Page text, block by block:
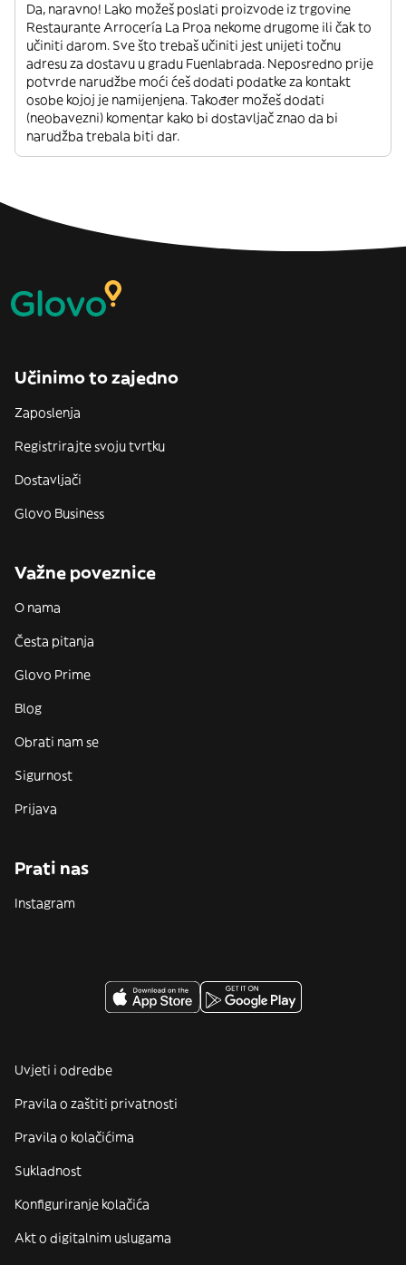
Da, naravno! Lako možeš poslati proizvode iz trgovine
Restaurante Arrocería La Proa nekome drugome ili čak to
učiniti darom. Sve što trebaš učiniti jest unijeti točnu
adresu za dostavu u gradu Fuenlabrada. Neposredno prije
potvrde narudžbe moći ćeš dodati podatke za kontakt
osobe kojoj je namijenjena. Također možeš dodati
(neobavezni) komentar kako bi dostavljač znao da bi
narudžba trebala biti dar.
Učinimo to zajedno
Zaposlenja
Registrirajte svoju tvrtku
Dostavljači
Glovo Business
Važne poveznice
O nama
Česta pitanja
Glovo Prime
Blog
Obrati nam se
Sigurnost
Prijava
Prati nas
Instagram
Uvjeti i odredbe
Pravila o zaštiti privatnosti
Pravila o kolačićima
Sukladnost
Konfiguriranje kolačića
Akt o digitalnim uslugama